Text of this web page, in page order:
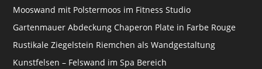
Mooswand mit Polstermoos im Fitness Studio
Gartenmauer Abdeckung Chaperon Plate in Farbe Rouge
Rustikale Ziegelstein Riemchen als Wandgestaltung
Kunstfelsen – Felswand im Spa Bereich